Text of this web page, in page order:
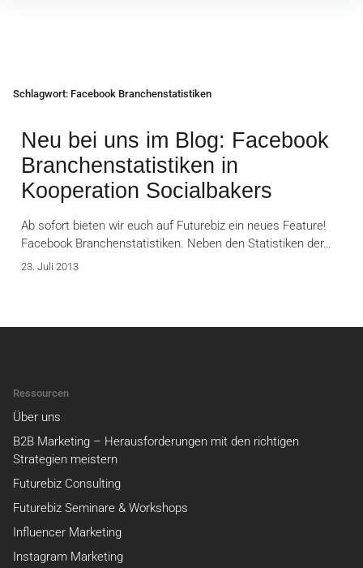
Schlagwort: Facebook Branchenstatistiken
Neu bei uns im Blog: Facebook
Branchenstatistiken in
Kooperation Socialbakers
Ab sofort bieten wir euch auf Futurebiz ein neues Feature!
Facebook Branchenstatistiken. Neben den Statistiken der…
23. Juli 2013
Ressourcen
Über uns
B2B Marketing – Herausforderungen mit den richtigen
Strategien meistern
Futurebiz Consulting
Futurebiz Seminare & Workshops
Influencer Marketing
Instagram Marketing